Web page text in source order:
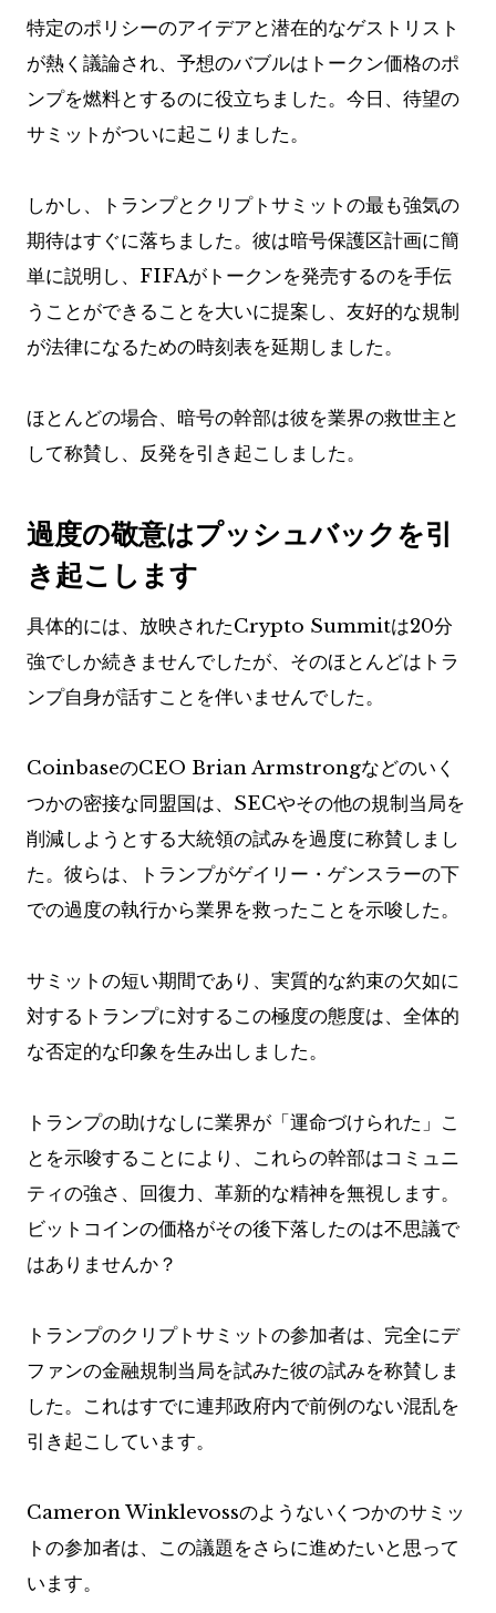
特定のポリシーのアイデアと潜在的なゲストリスト
が熱く議論され、予想のバブルはトークン価格のポ
ンプを燃料とするのに役立ちました。今日、待望の
サミットがついに起こりました。
しかし、トランプとクリプトサミットの最も強気の
期待はすぐに落ちました。彼は暗号保護区計画に簡
単に説明し、FIFAがトークンを発売するのを手伝
うことができることを大いに提案し、友好的な規制
が法律になるための時刻表を延期しました。
ほとんどの場合、暗号の幹部は彼を業界の救世主と
して称賛し、反発を引き起こしました。
過度の敬意はプッシュバックを引
き起こします
具体的には、放映されたCrypto Summitは20分
強でしか続きませんでしたが、そのほとんどはトラ
ンプ自身が話すことを伴いませんでした。
CoinbaseのCEO Brian Armstrongなどのいく
つかの密接な同盟国は、SECやその他の規制当局を
削減しようとする大統領の試みを過度に称賛しまし
た。彼らは、トランプがゲイリー・ゲンスラーの下
での過度の執行から業界を救ったことを示唆した。
サミットの短い期間であり、実質的な約束の欠如に
対するトランプに対するこの極度の態度は、全体的
な否定的な印象を生み出しました。
トランプの助けなしに業界が「運命づけられた」こ
とを示唆することにより、これらの幹部はコミュニ
ティの強さ、回復力、革新的な精神を無視します。
ビットコインの価格がその後下落したのは不思議で
はありませんか？
トランプのクリプトサミットの参加者は、完全にデ
ファンの金融規制当局を試みた彼の試みを称賛しま
した。これはすでに連邦政府内で前例のない混乱を
引き起こしています。
Cameron Winklevossのようないくつかのサミッ
トの参加者は、この議題をさらに進めたいと思って
います。